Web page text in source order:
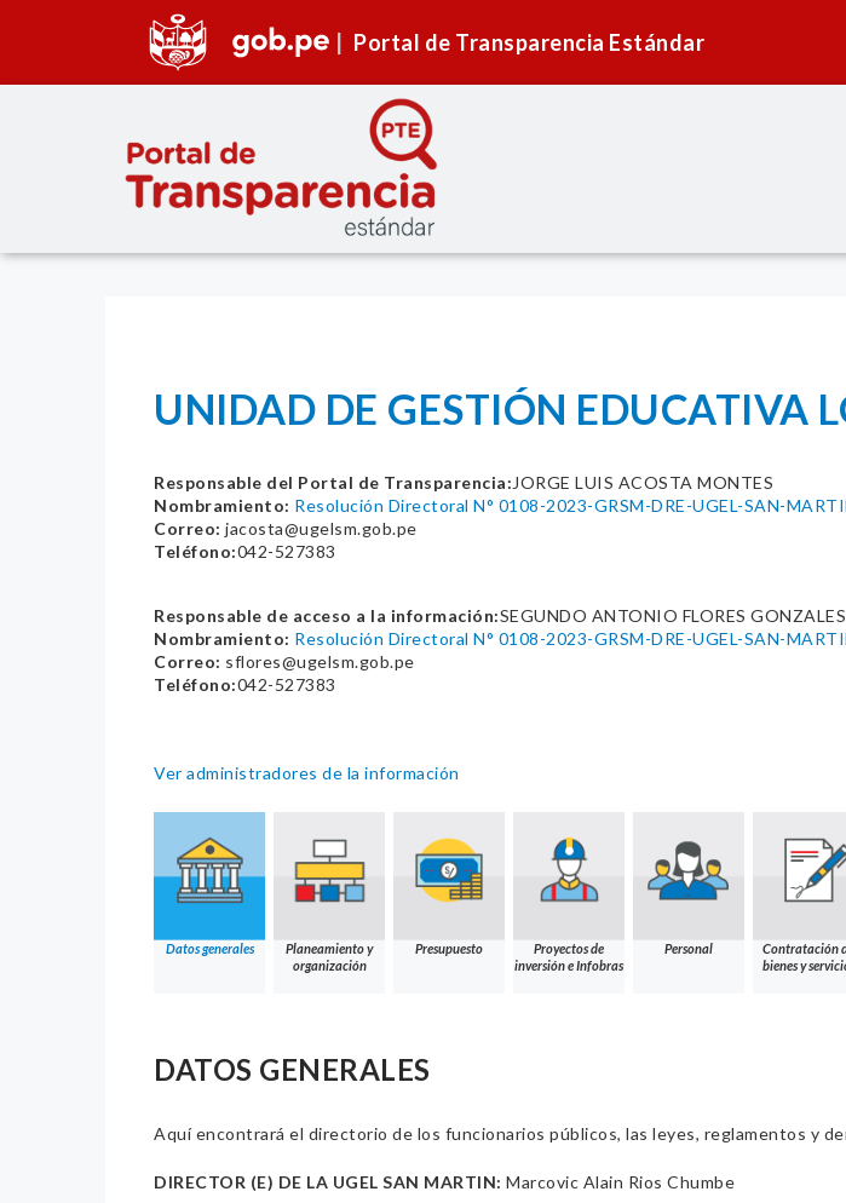
Portal de Transparencia Estándar
UNIDAD DE GESTIÓN EDUCATIVA
Responsable del Portal de Transparencia: JORGE LUIS ACOSTA MONTES
Nombramiento: Resolución Directoral N° 0108-2023-GRSM-DRE-UGEL-SAN-
Correo: jacosta@ugelsm.gob.pe
Teléfono:042-527383
Responsable de acceso a la información:SEGUNDO ANTONIO FLORES GONZALES
Nombramiento: Resolución Directoral N° 0108-2023-GRSM-DRE-UGEL-SAN-
Correo: sflores@ugelsm.gob.pe
Teléfono:042-527383
Ver administradores de la información
Datos generales
Planeamiento y
organización
Presupuesto
Proyectos de
inversión e Infobras
Personal
Contratación
bienes y
DATOS GENERALES
Aquí encontrará el directorio de los funcionarios públicos, las leyes, reglamentos y
DIRECTOR (E) DE LA UGEL SAN MARTIN: Marcovic Alain Rios Chumbe